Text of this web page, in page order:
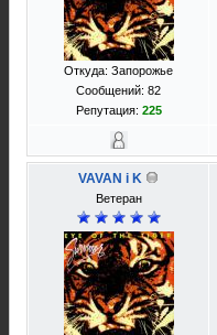
Откуда: Запорожье
Сообщений: 82
Репутация: 225
VAVAN i K
Ветеран